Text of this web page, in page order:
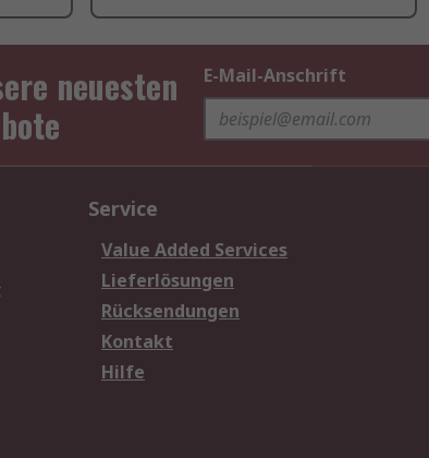
neuesten
E-Mail-Anschrift
Service
Value Added Services
Lieferlösungen
Rücksendungen
Kontakt
Hilfe